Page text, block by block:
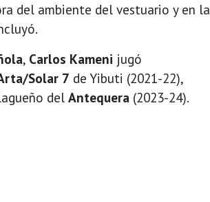
del ambiente del vestuario y en la
, Carlos Kameni jugó
Solar 7 de Yibuti (2021-22),
del Antequera (2023-24).